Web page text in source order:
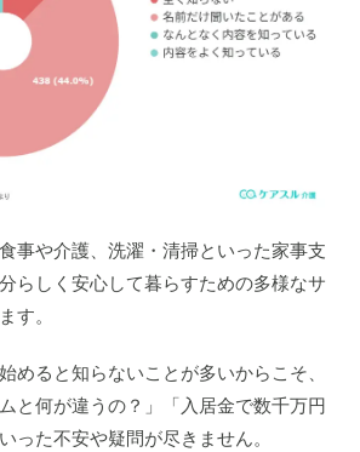
事や介護、洗濯・清掃といった家事支
らしく安心して暮らすための多様なサ
す。
めると知らないことが多いからこそ、
と何が違うの？」「入居金で数千万円
った不安や疑問が尽きません。